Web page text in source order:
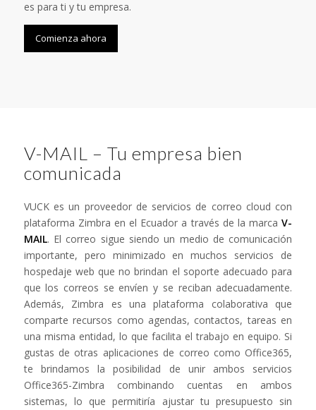
es para ti y tu empresa.
Comienza ahora
V-MAIL – Tu empresa bien
comunicada
VUCK es un proveedor de servicios de correo cloud con
plataforma Zimbra en el Ecuador a través de la marcaV-
MAIL. El correo sigue siendo un medio de comunicación
importante, pero minimizado en muchos servicios de
hospedaje web que no brindan el soporte adecuado para
que los correos se envíen y se reciban adecuadamente.
Además, Zimbra es una plataforma colaborativa que
comparte recursos como agendas, contactos, tareas en
una misma entidad, lo que facilita el trabajo en equipo. Si
gustas de otras aplicaciones de correo como Office365,
te brindamos la posibilidad de unir ambos servicios
Office365-Zimbra combinando cuentas en ambos
sistemas, lo que permitiría ajustar tu presupuesto sin